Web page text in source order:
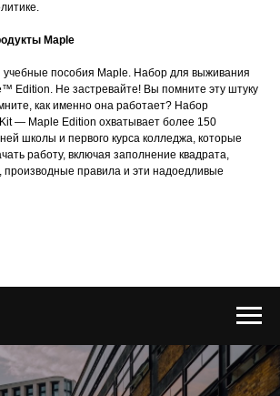
Maple
учебные пособия Maple. Набор для выживания
Edition. Не застревайте! Вы помните эту штуку
как именно она работает? Набор
— Maple Edition охватывает более 150
школы и первого курса колледжа, которые
работу, включая заполнение квадрата,
производные правила и эти надоедливые